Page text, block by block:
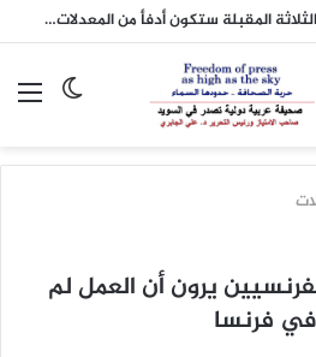
الأرصاد الفرنسية: الأشهر الثلاثة المقبلة ستكون أدفأ من المعدلات الطبيعية
الوضع
٪ من الفرنسيين يرون أن العمل لم
في فرنسا